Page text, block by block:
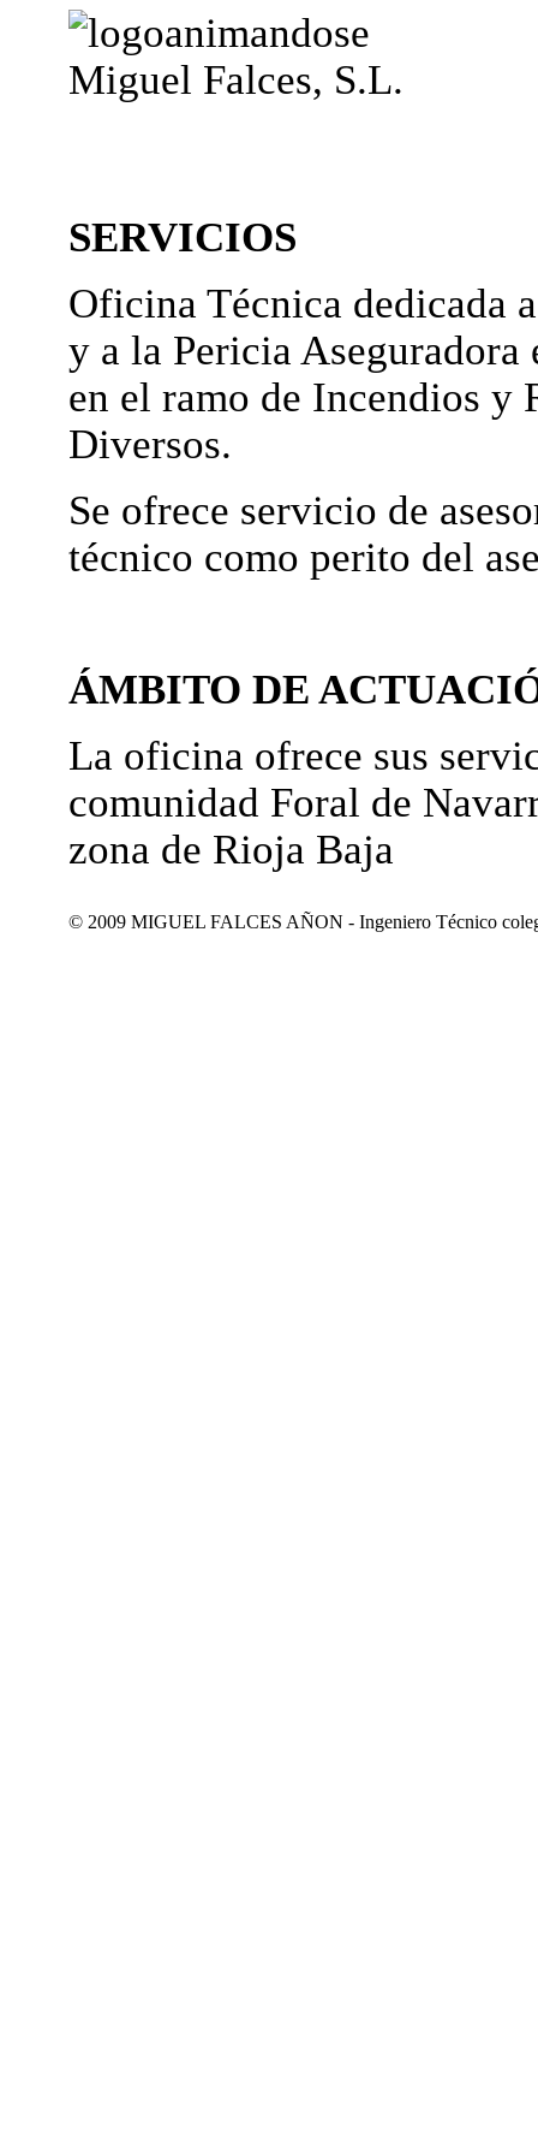
Miguel Falces, S.L.
SERVICIOS
Oficina Técnica dedicada
y a la Pericia Aseguradora
en el ramo de Incendios y
Diversos.
Se ofrece servicio de
técnico como perito del
ÁMBITO DE
La oficina ofrece sus
comunidad Foral de
zona de Rioja Baja
© 2009 MIGUEL FALCES AÑON - Ingeniero Técnico